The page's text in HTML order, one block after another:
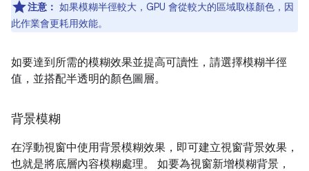
注意： 如果模糊半徑較大，GPU 會從較大的區域取樣顏色，因
此作業會更耗用效能。
如要達到所需的模糊效果並提高可讀性，請選擇模糊半徑
值，並搭配半透明的顏色圖層。
背景模糊
在浮動視窗中使用背景模糊效果，即可建立視窗背景效果，
也就是將底層內容模糊處理。 如要為視窗新增模糊背景，